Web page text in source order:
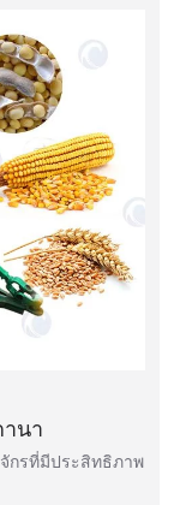
นา
กรที่มีประสิทธิภาพ